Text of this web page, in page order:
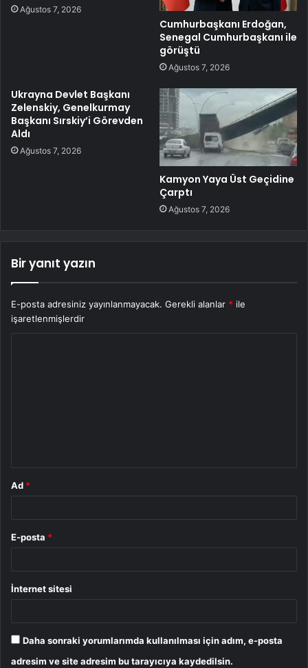
Ağustos 7, 2026
Cumhurbaşkanı Erdoğan,
Senegal Cumhurbaşkanı ile
görüştü
Ağustos 7, 2026
Ukrayna Devlet Başkanı
Zelenskiy, Genelkurmay
Başkanı Sırskiy’i Görevden
Aldı
Ağustos 7, 2026
Kamyon Yaya Üst Geçidine
Çarptı
Ağustos 7, 2026
Bir yanıt yazın
E-posta adresiniz yayınlanmayacak. Gerekli alanlar * ile
işaretlenmişlerdir
Ad *
E-posta *
İnternet sitesi
Daha sonraki yorumlarımda kullanılması için adım, e-posta
adresim ve site adresim bu tarayıcıya kaydedilsin.